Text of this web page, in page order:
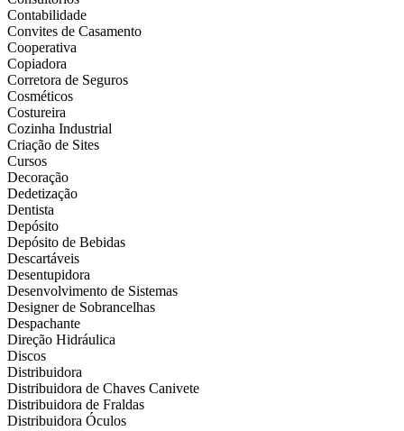
Contabilidade
Convites de Casamento
Cooperativa
Copiadora
Corretora de Seguros
Cosméticos
Costureira
Cozinha Industrial
Criação de Sites
Cursos
Decoração
Dedetização
Dentista
Depósito
Depósito de Bebidas
Descartáveis
Desentupidora
Desenvolvimento de Sistemas
Designer de Sobrancelhas
Despachante
Direção Hidráulica
Discos
Distribuidora
Distribuidora de Chaves Canivete
Distribuidora de Fraldas
Distribuidora Óculos